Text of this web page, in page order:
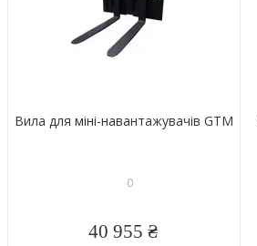
Вила для міні-навантажувачів GTM
0
40 955 ₴